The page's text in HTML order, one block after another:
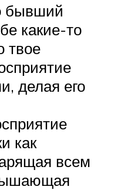
бывший
какие-то
твое
делая его
как
всем